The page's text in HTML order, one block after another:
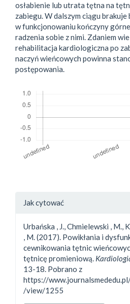
osłabienie lub utrata tętna na
zabiegu. W dalszym ciągu brakuje
w funkcjonowaniu kończyny
radzenia sobie z nimi. Zdaniem
rehabilitacja kardiologiczna po
naczyń wieńcowych powinna
postępowania.
Jak cytować
Urbańska , J., Chmielewski , M.,
, M. (2017). Powikłania i
cewnikowania tętnic
tętnicę promieniową.
13-18. Pobrano z
https://
/view/1255